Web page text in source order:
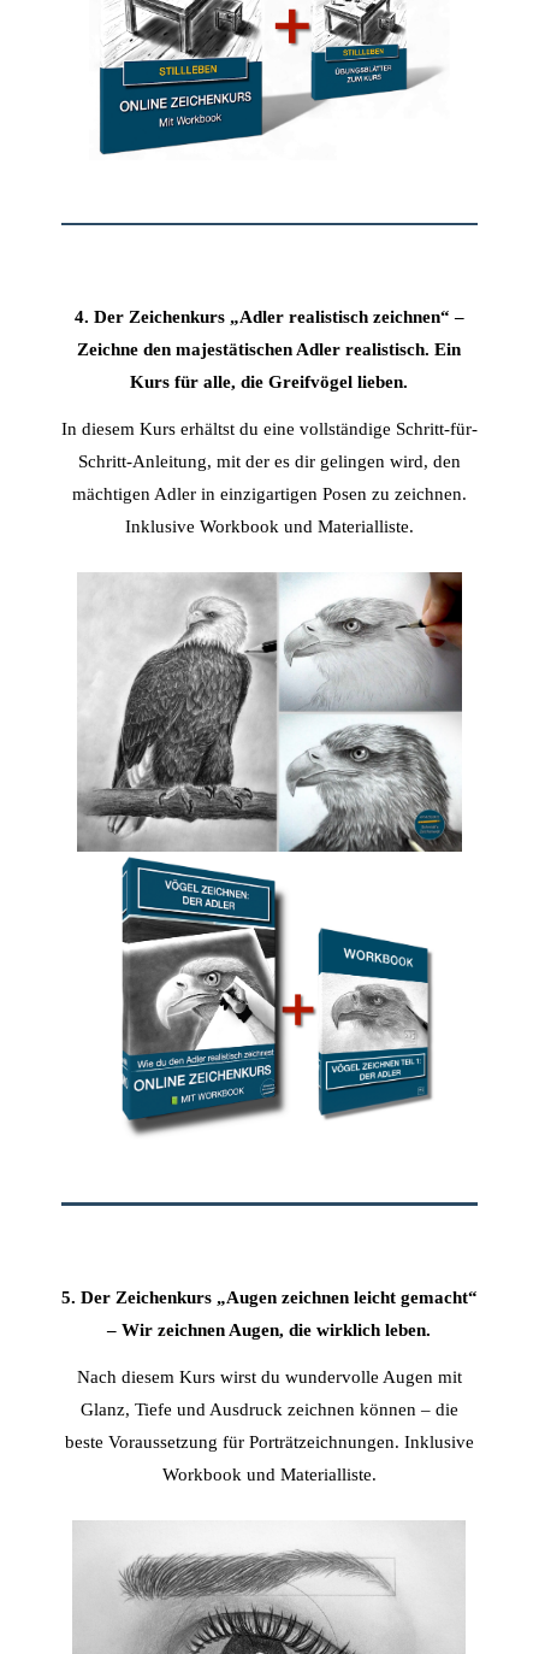
4. Der Zeichenkurs „Adler realistisch zeichnen“ –
Zeichne den majestätischen Adler realistisch. Ein
Kurs für alle, die Greifvögel lieben.
In diesem Kurs erhältst du eine vollständige Schritt-für-
Schritt-Anleitung, mit der es dir gelingen wird, den
mächtigen Adler in einzigartigen Posen zu zeichnen.
Inklusive Workbook und Materialliste.
5. Der Zeichenkurs „Augen zeichnen leicht gemacht“
– Wir zeichnen Augen, die wirklich leben.
Nach diesem Kurs wirst du wundervolle Augen mit
Glanz, Tiefe und Ausdruck zeichnen können – die
beste Voraussetzung für Porträtzeichnungen. Inklusive
Workbook und Materialliste.